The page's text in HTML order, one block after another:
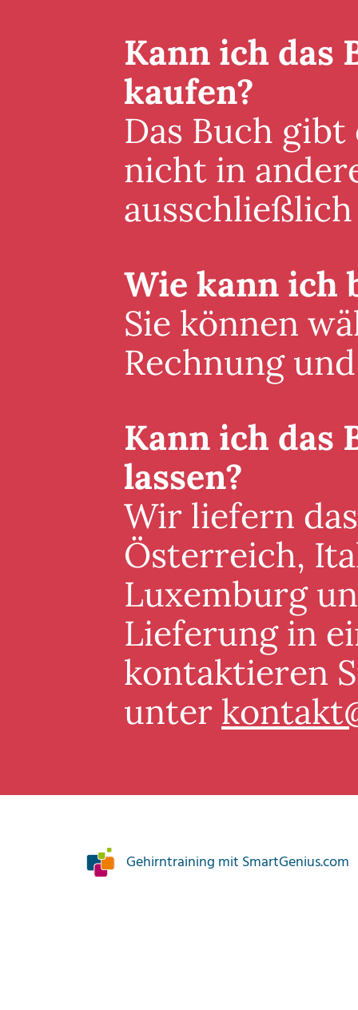
Kann ich das
kaufen?
Das Buch
nicht in
Wie kann ich
Sie können
Rechnung
Kann ich das
lassen?
Wir liefern
Österreich,
Luxemburg
Lieferung in
kontaktieren
unter
Gehirntraining mit SmartGenius.com